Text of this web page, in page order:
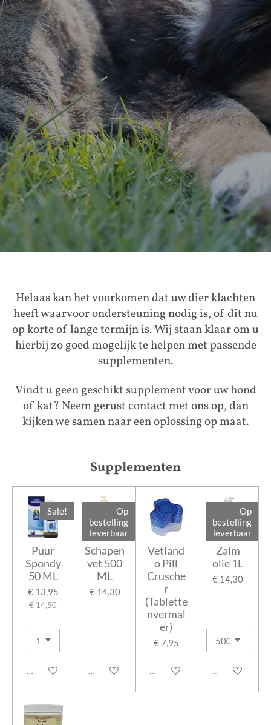
Helaas kan het voorkomen dat uw dier klachten
heeft waarvoor ondersteuning nodig is, of dit nu
op korte of lange termijn is. Wij staan klaar om u
hierbij zo goed mogelijk te helpen met passende
supplementen.
Vindt u geen geschikt supplement voor uw hond
of kat? Neem gerust contact met ons op, dan
kijken we samen naar een oplossing op maat.
Supplementen
Sale!
Puur
Spondy
50 ML
€ 13,95
€ 14,50
In winkelwagen
Op
bestelling
leverbaar
Schapen
vet 500
ML
€ 14,30
Houd mij op de hoogte
Vetland
o Pill
Crusche
r
(Tablette
nvermal
er)
€ 7,95
In winkelwagen
Op
bestelling
leverbaar
Zalm
olie 1L
€ 14,30
Houd mij op